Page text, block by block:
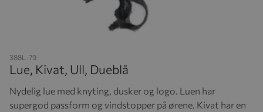
388L-79
Lue, Kivat, Ull, Dueblå
Nydelig lue med knyting, dusker og logo. Luen har
supergod passform og vindstopper på ørene. Kivat har en